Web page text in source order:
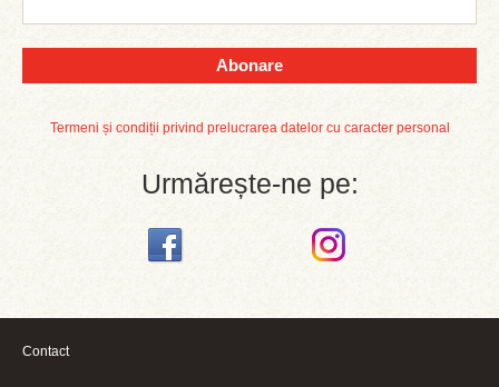
Abonare
Termeni și condiții privind prelucrarea datelor cu caracter personal
Urmărește-ne pe:
Contact